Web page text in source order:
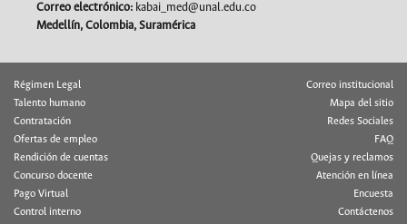
Correo electrónico: kabai_med@unal.edu.co
Medellín, Colombia, Suramérica
Régimen Legal
Talento humano
Contratación
Ofertas de empleo
Rendición de cuentas
Concurso docente
Pago Virtual
Control interno
Correo institucional
Mapa del sitio
Redes Sociales
FAQ
Quejas y reclamos
Atención en línea
Encuesta
Contáctenos